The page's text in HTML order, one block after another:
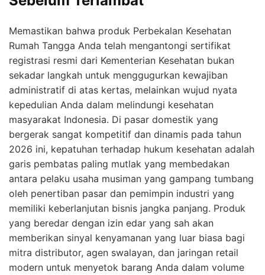
Memastikan bahwa produk Perbekalan Kesehatan
Rumah Tangga Anda telah mengantongi sertifikat
registrasi resmi dari Kementerian Kesehatan bukan
sekadar langkah untuk menggugurkan kewajiban
administratif di atas kertas, melainkan wujud nyata
kepedulian Anda dalam melindungi kesehatan
masyarakat Indonesia. Di pasar domestik yang
bergerak sangat kompetitif dan dinamis pada tahun
2026 ini, kepatuhan terhadap hukum kesehatan adalah
garis pembatas paling mutlak yang membedakan
antara pelaku usaha musiman yang gampang tumbang
oleh penertiban pasar dan pemimpin industri yang
memiliki keberlanjutan bisnis jangka panjang. Produk
yang beredar dengan izin edar yang sah akan
memberikan sinyal kenyamanan yang luar biasa bagi
mitra distributor, agen swalayan, dan jaringan retail
modern untuk menyetok barang Anda dalam volume